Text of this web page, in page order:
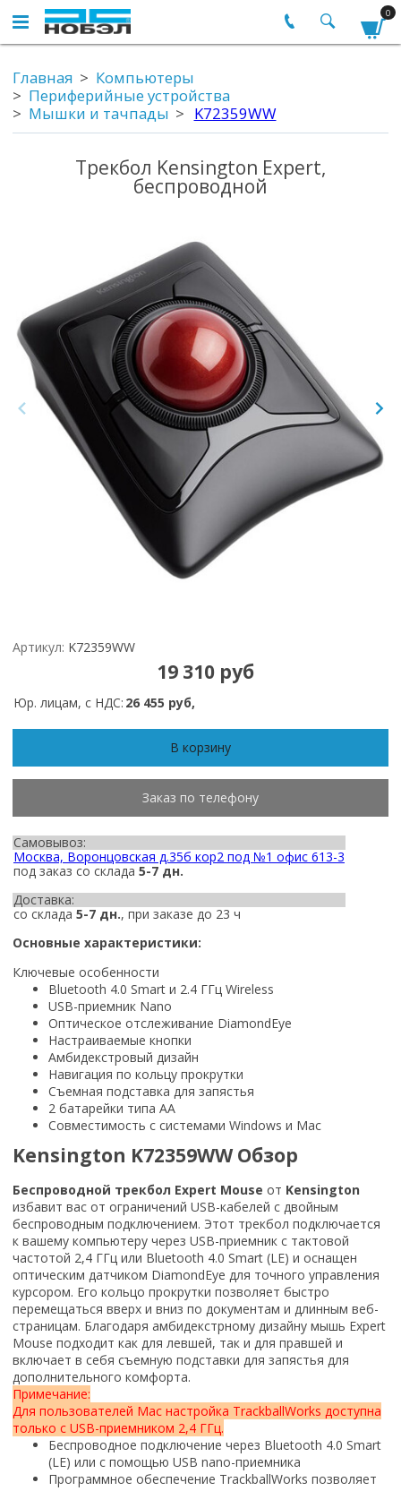
0
Главная
Компьютеры
Периферийные устройства
Мышки и тачпады
K72359WW
Трекбол Kensington Expert,
беспроводной
Артикул: K72359WW
19 310 руб
Юр. лицам, с НДС: 26 455 руб,
В корзину
Заказ по телефону
Самовывоз:
Москва, Воронцовская д.35б кор2 под №1 офис 613-3
под заказ со склада 5-7 дн.
Доставка:
со склада 5-7 дн., при заказе до 23 ч
Основные характеристики:
Ключевые особенности
Bluetooth 4.0 Smart и 2.4 ГГц Wireless
USB-приемник Nano
Оптическое отслеживание DiamondEye
Настраиваемые кнопки
Амбидекстровый дизайн
Навигация по кольцу прокрутки
Съемная подставка для запястья
2 батарейки типа АА
Совместимость с системами Windows и Mac
Kensington K72359WW Обзор
Беспроводной трекбол Expert Mouse от Kensington
избавит вас от ограничений USB-кабелей с двойным
беспроводным подключением. Этот трекбол подключается
к вашему компьютеру через USB-приемник с тактовой
частотой 2,4 ГГц или Bluetooth 4.0 Smart (LE) и оснащен
оптическим датчиком DiamondEye для точного управления
курсором. Его кольцо прокрутки позволяет быстро
перемещаться вверх и вниз по документам и длинным веб-
страницам. Благодаря амбидекстрному дизайну мышь Expert
Mouse подходит как для левшей, так и для правшей и
включает в себя съемную подставки для запястья для
дополнительного комфорта.
Примечание:
Для пользователей Mac настройка TrackballWorks доступна
только с USB-приемником 2,4 ГГц.
Беспроводное подключение через Bluetooth 4.0 Smart
(LE) или с помощью USB nano-приемника
Программное обеспечение TrackballWorks позволяет